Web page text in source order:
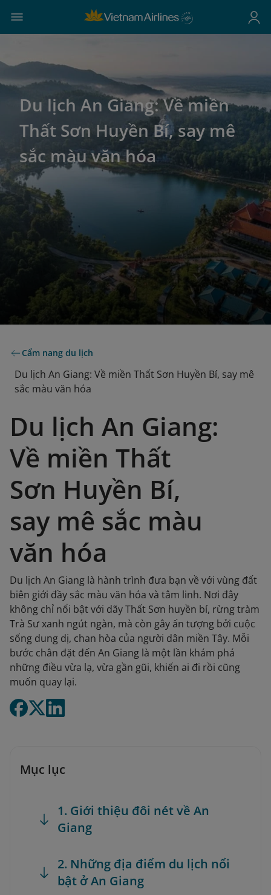
Du lịch An Giang: Về miền
Thất Sơn Huyền Bí, say mê
sắc màu văn hóa
Cẩm nang du lịch
Du lịch An Giang: Về miền Thất Sơn Huyền Bí, say mê
sắc màu văn hóa
Du lịch An Giang:
Về miền Thất
Sơn Huyền Bí,
say mê sắc màu
văn hóa
Du lịch An Giang là hành trình đưa bạn về với vùng đất
biên giới đầy sắc màu văn hóa và tâm linh. Nơi đây
không chỉ nổi bật với dãy Thất Sơn huyền bí, rừng tràm
Trà Sư xanh ngút ngàn, mà còn gây ấn tượng bởi cuộc
sống dung dị, chan hòa của người dân miền Tây. Mỗi
bước chân đặt đến An Giang là một lần khám phá
những điều vừa lạ, vừa gần gũi, khiến ai đi rồi cũng
muốn quay lại.
Mục lục
1. Giới thiệu đôi nét về An
Giang
2. Những địa điểm du lịch nổi
bật ở An Giang